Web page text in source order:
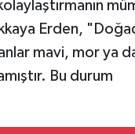
Erden,
mavi, mor ya
Bu durum